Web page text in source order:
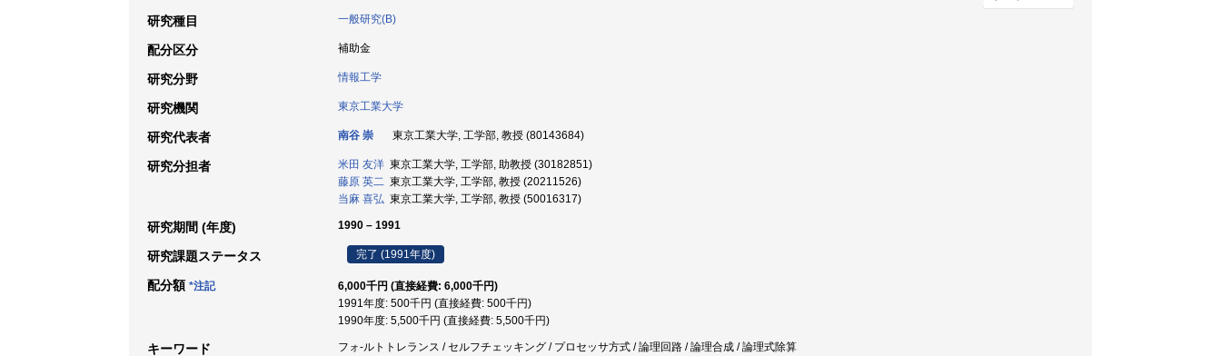
研究種目 一般研究(B)
配分区分 補助金
研究分野 情報工学
研究機関 東京工業大学
研究代表者 南谷 崇 東京工業大学, 工学部, 教授 (80143684)
研究分担者 米田 友洋 東京工業大学, 工学部, 助教授 (30182851)
藤原 英二 東京工業大学, 工学部, 教授 (20211526)
当麻 喜弘 東京工業大学, 工学部, 教授 (50016317)
研究期間 (年度) 1990 – 1991
研究課題ステータス 完了 (1991年度)
配分額 *注記
6,000千円 (直接経費: 6,000千円)
1991年度: 500千円 (直接経費: 500千円)
1990年度: 5,500千円 (直接経費: 5,500千円)
キーワード フォ-ルトトレランス / セルフチェッキング / プロセッサ方式 / 論理回路 / 論理合成 / 論理式除算